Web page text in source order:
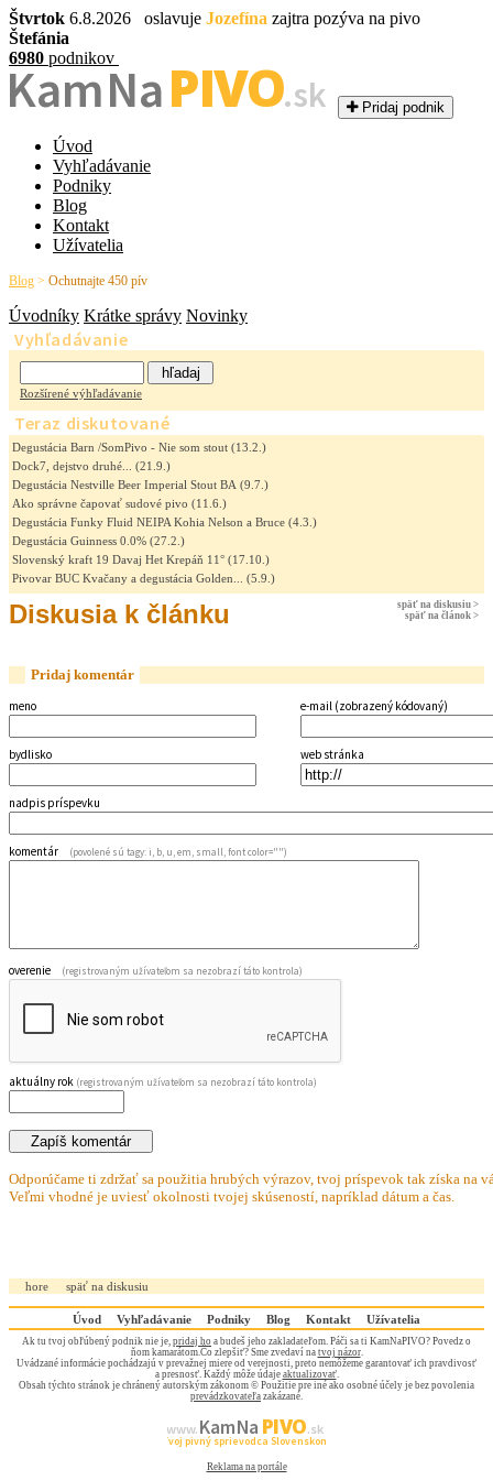
Štvrtok 6.8.2026 oslavuje Jozefína zajtra pozýva na pivo
Štefánia
6980 podnikov
Kam NaPIVO.sk Pridaj podnik
Úvod
Vyhľadávanie
Podniky
Blog
Kontakt
Užívatelia
Blog > Ochutnajte 450 pív
Úvodníky Krátke správy Novinky
Vyhľadávanie
Rozšírené výhľadávanie
Teraz diskutované
Degustácia Barn /SomPivo - Nie som stout (13.2.)
Dock7, dejstvo druhé...
(21.9.)
Degustácia Nestville Beer Imperial Stout BA (9.7.)
Ako správne čapovať sudové pivo (11.6.)
Degustácia Funky Fluid NEIPA Kohia Nelson a Bruce (4.3.)
Degustácia Guinness 0.0% (27.2.)
Slovenský kraft 19 Davaj Het Krepáň 11° (17.10.)
Pivovar BUC Kvačany a degustácia Golden...
(5.9.)
späť na diskusiu >
späť na článok >
Diskusia k článku
Pridaj komentár
meno
bydlisko
e-mail (zobrazený kódovaný)
web stránka
nadpis príspevku
komentár (povolené sú tagy: i, b, u, em, small, font color="")
overenie (registrovaným užívateľom sa nezobrazí táto kontrola)
aktuálny rok (registrovaným užívateľom sa nezobrazí táto kontrola)
Odporúčame ti zdržať sa použitia hrubých výrazov, tvoj príspevok tak získa na
Veľmi vhodné je uviesť okolnosti tvojej skúseností, napríklad dátum a čas.
hore späť na diskusiu
Úvod Vyhľadávanie Podniky Blog Kontakt Užívatelia
Ak tu tvoj obľúbený podnik nie je, pridaj ho a budeš jeho zakladateľom. Páči sa ti KamNaPIVO? Povedz o
ňom kamarátom.Čo zlepšiť? Sme zvedaví na tvoj názor.
Uvádzané informácie pochádzajú v prevažnej miere od verejnosti, preto nemôžeme garantovať ich pravdivosť
a presnosť. Každý môže údaje aktualizovať.
Obsah týchto stránok je chránený autorským zákonom © Použitie pre iné ako osobné účely je bez povolenia
prevádzkovateľa zakázané.
www.Kam Na PIVO.sk
Tvoj pivný sprievodca Slovenskom
Reklama na portále